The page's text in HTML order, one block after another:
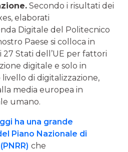
Secondo i risultati dei
elaborati
Digitale del Politecnico
Paese si colloca in
27 Stati dell’UE per fattori
digitale e solo in
di digitalizzazione,
media europea in
umano.
ha una grande
Piano Nazionale di
che